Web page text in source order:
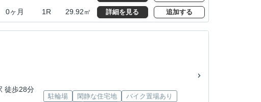
0ヶ月 1R 29.92㎡ 詳細を見る 追加する
徒歩28分
駐輪場 閑静な住宅地
バイク置場あり